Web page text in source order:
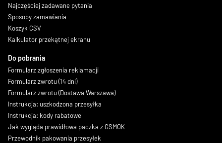
Najczęściej zadawane pytania
Sposoby zamawiania
Koszyk CSV
Kalkulator przekątnej ekranu
Do pobrania
Formularz zgłoszenia reklamacji
Formularz zwrotu (14 dni)
Formularz zwrotu (Dostawa Warszawa)
Instrukcja: uszkodzona przesyłka
Instrukcja: kody rabatowe
Jak wygląda prawidłowa paczka z GSMOK
Przewodnik pakowania przesyłek